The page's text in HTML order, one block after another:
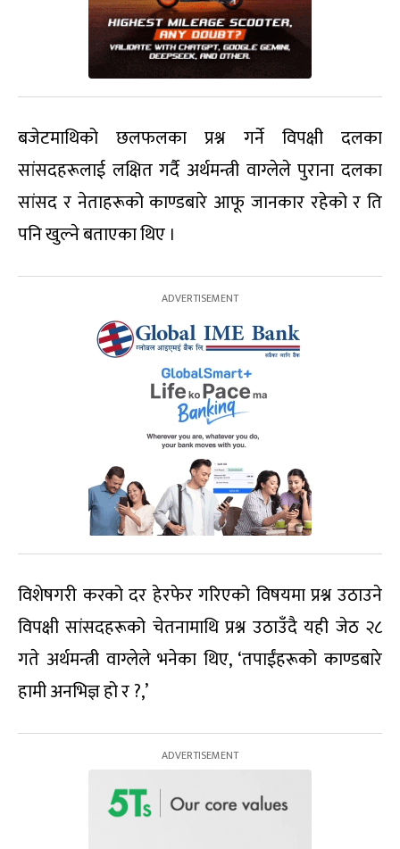
बजेटमाथिको छलफलका प्रश्न गर्ने विपक्षी दलका
सांसदहरूलाई लक्षित गर्दै अर्थमन्त्री वाग्लेले पुराना दलका
सांसद र नेताहरूको काण्डबारे आफू जानकार रहेको र ति
पनि खुल्ने बताएका थिए ।
विशेषगरी करको दर हेरफेर गरिएको विषयमा प्रश्न उठाउने
विपक्षी सांसदहरूको चेतनामाथि प्रश्न उठाउँदै यही जेठ २८
गते अर्थमन्त्री वाग्लेले भनेका थिए, ‘तपाईंहरूको काण्डबारे
हामी अनभिज्ञ हो र ?,’